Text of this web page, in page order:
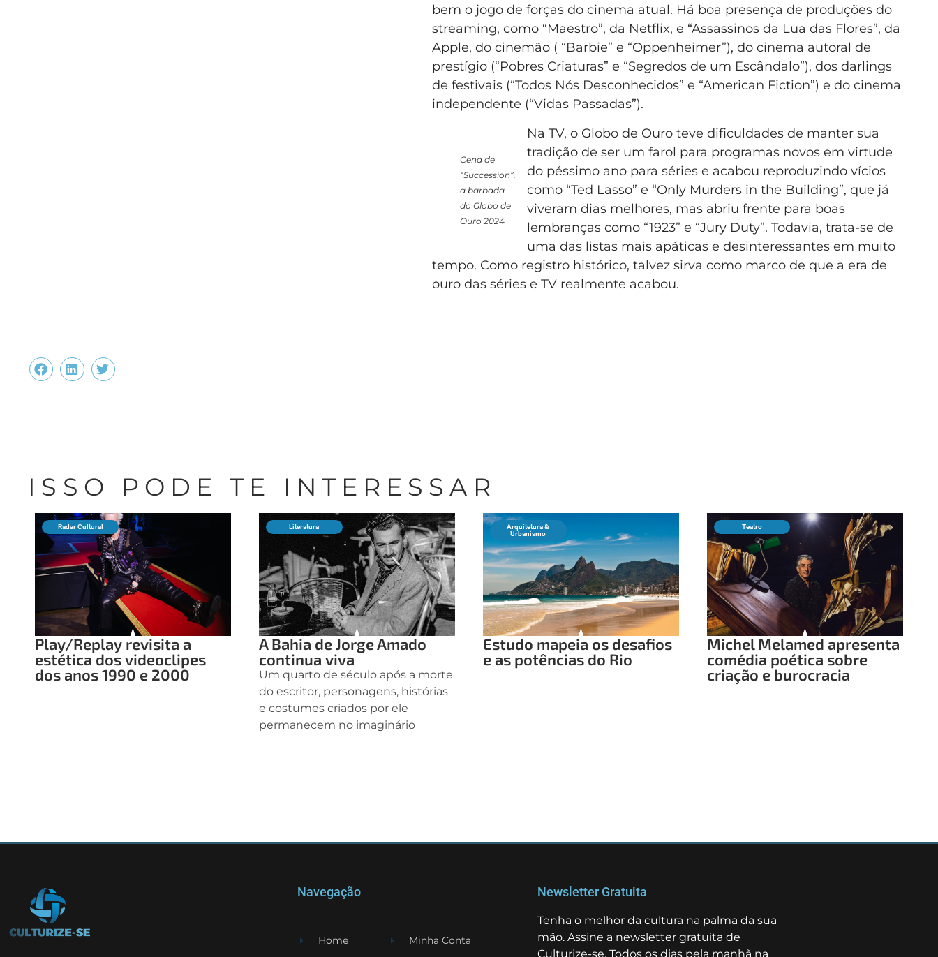
bem o jogo de forças do cinema atual. Há boa presença de produções do
streaming, como “Maestro”, da Netflix, e “Assassinos da Lua das Flores”, da
Apple, do cinemão ( “Barbie” e “Oppenheimer”), do cinema autoral de
prestígio (“Pobres Criaturas” e “Segredos de um Escândalo”), dos darlings
de festivais (“Todos Nós Desconhecidos” e “American Fiction”) e do cinema
independente (“Vidas Passadas”).
Cena de
“Succession”,
a barbada
do Globo de
Ouro 2024
Na TV, o Globo de Ouro teve dificuldades de manter sua
tradição de ser um farol para programas novos em virtude
do péssimo ano para séries e acabou reproduzindo vícios
como “Ted Lasso” e “Only Murders in the Building”, que já
viveram dias melhores, mas abriu frente para boas
lembranças como “1923” e “Jury Duty”. Todavia, trata-se de
uma das listas mais apáticas e desinteressantes em muito
tempo. Como registro histórico, talvez sirva como marco de que a era de
ouro das séries e TV realmente acabou.
ISSO PODE TE INTERESSAR
Radar Cultural
Play/Replay revisita a
estética dos videoclipes
dos anos 1990 e 2000
Literatura
A Bahia de Jorge Amado
continua viva
Um quarto de século após a morte
do escritor, personagens, histórias
e costumes criados por ele
permanecem no imaginário
Arquitetura &
Urbanismo
Estudo mapeia os desafios
e as potências do Rio
Teatro
Michel Melamed apresenta
comédia poética sobre
criação e burocracia
Navegação
Home Minha Conta
Newsletter Gratuita
Tenha o melhor da cultura na palma da sua
mão. Assine a newsletter gratuita de
Culturize-se. Todos os dias pela manhã na